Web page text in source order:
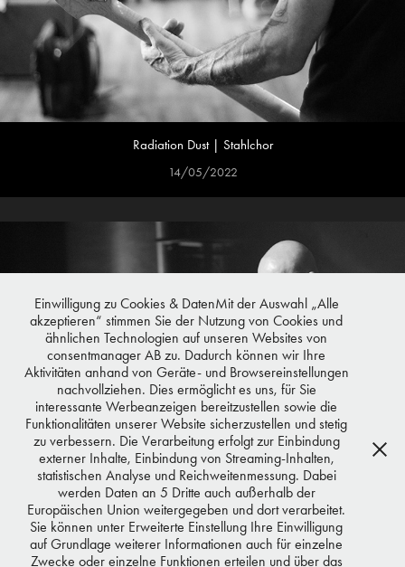
Radiation Dust | Stahlchor
14/05/2022
Transvocale 2021
Einwilligung zu Cookies & DatenMit der Auswahl „Alle
akzeptieren“ stimmen Sie der Nutzung von Cookies und
ähnlichen Technologien auf unseren Websites von
consentmanager AB zu. Dadurch können wir Ihre
Aktivitäten anhand von Geräte- und Browsereinstellungen
nachvollziehen. Dies ermöglicht es uns, für Sie
interessante Werbeanzeigen bereitzustellen sowie die
Funktionalitäten unserer Website sicherzustellen und stetig
zu verbessern. Die Verarbeitung erfolgt zur Einbindung
externer Inhalte, Einbindung von Streaming-Inhalten,
statistischen Analyse und Reichweitenmessung. Dabei
werden Daten an 5 Dritte auch außerhalb der
Europäischen Union weitergegeben und dort verarbeitet.
Sie können unter Erweiterte Einstellung Ihre Einwilligung
auf Grundlage weiterer Informationen auch für einzelne
Zwecke oder einzelne Funktionen erteilen und über das